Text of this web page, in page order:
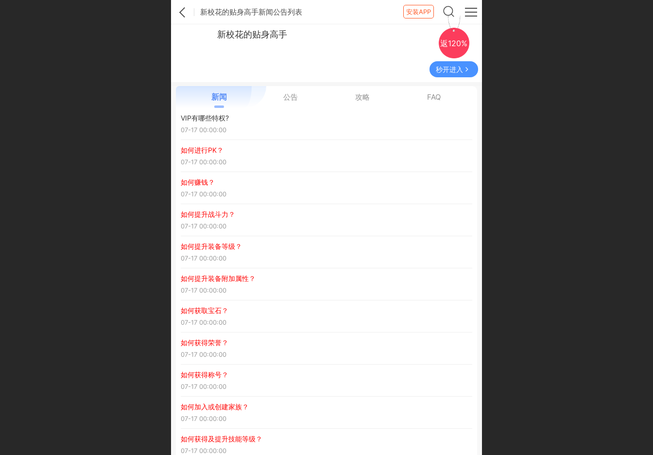
新校花的贴身高手新闻公告列表 安装APP
新校花的贴身高手
返120%
秒开进入
新闻 公告 攻略 FAQ
VIP有哪些特权?
07-17 00:00:00
如何进行PK？
07-17 00:00:00
如何赚钱？
07-17 00:00:00
如何提升战斗力？
07-17 00:00:00
如何提升装备等级？
07-17 00:00:00
如何提升装备附加属性？
07-17 00:00:00
如何获取宝石？
07-17 00:00:00
如何获得荣誉？
07-17 00:00:00
如何获得称号？
07-17 00:00:00
如何加入或创建家族？
07-17 00:00:00
如何获得及提升技能等级？
07-17 00:00:00